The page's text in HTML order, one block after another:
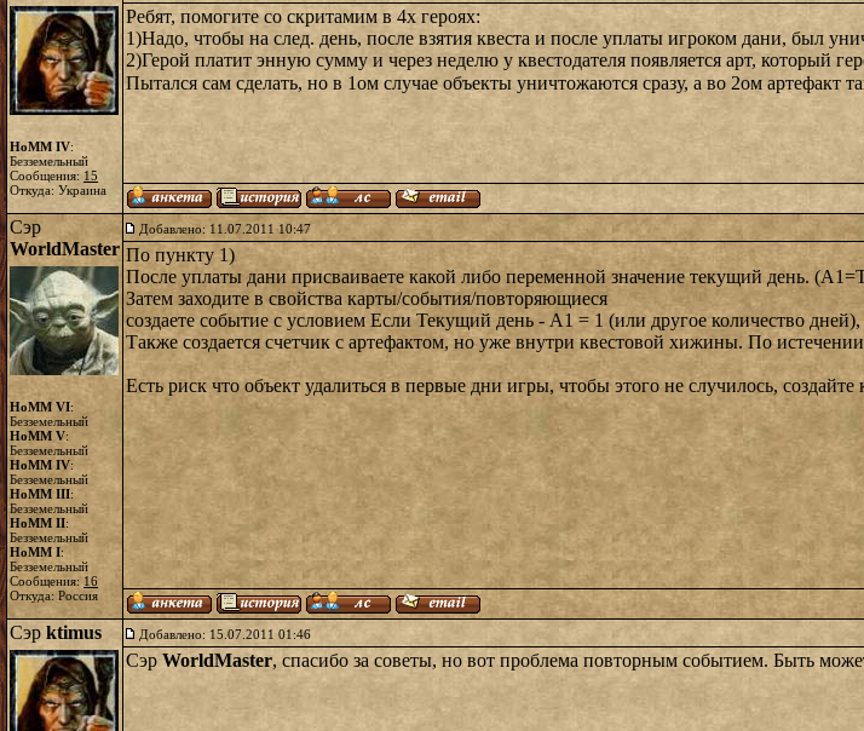
HoMM IV:
Безземельный
Сообщения:15
Откуда: Украина
Ребят, помогите со скритамим в 4х героях:
1)Надо, чтобы на след. день, после взятия квеста и после уплаты игроком дани, был
2)Герой платит энную сумму и через неделю у квестодателя появляется арт, который
Пытался сам сделать, но в 1ом случае объекты уничтожаются сразу, а во 2ом артефакт
Сэр
WorldMaster
HoMM VI:
Безземельный
HoMM V:
Безземельный
HoMM IV:
Безземельный
HoMM III:
Безземельный
HoMM II:
Безземельный
HoMM I:
Безземельный
Сообщения: 16
Откуда: Россия
Добавлено: 11.07.2011 10:47
По пункту 1)
После уплаты дани присваиваете какой либо переменной значение текущий день.
Затем заходите в свойства карты/события/повторяющиеся
создаете событие с условием Если Текущий день - А1 = 1 (или другое количество
Также создается счетчик с артефактом, но уже внутри квестовой хижины. По
Есть риск что объект удалиться в первые дни игры, чтобы этого не случилось,
Сэр ktimus Добавлено: 15.07.2011 01:46
Сэр WorldMaster, спасибо за советы, но вот проблема повторным событием. Быть